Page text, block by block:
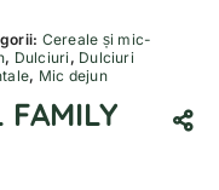
Cereale și mic-
, Dulciuri , Dulciuri
, Mic dejun